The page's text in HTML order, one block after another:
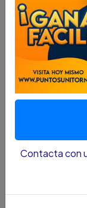
NIVEL
El Nivel de
como
Más
mayor
La robusta
cuerpo
Burbuja
270°
desde los
Color
Contacta con